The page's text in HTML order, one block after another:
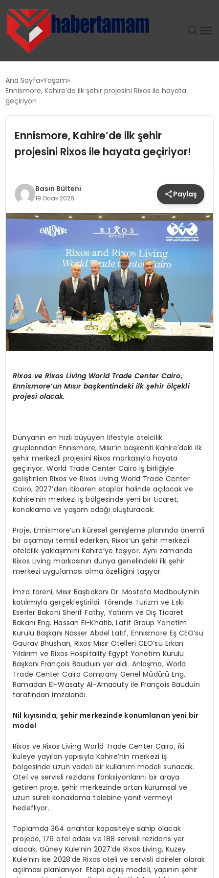
TEKNOLOJI
SAĞLIK
MAGAZIN
SIYASET
Ana Sayfa Yaşam
Ennismore, Kahire’de ilk şehir projesini Rixos ile hayata
geçiriyor!
Ennismore, Kahire’de ilk şehir
projesini Rixos ile hayata geçiriyor!
Basın Bülteni
19 Ocak 2026 Paylaş
Rixos ve Rixos Living World Trade Center Cairo,
Ennismore’un Mısır başkentindeki ilk şehir ölçekli
projesi olacak.
Dünyanın en hızlı büyüyen lifestyle otelcilik
gruplarından Ennismore, Mısır’ın başkenti Kahire’deki ilk
şehir merkezli projesini Rixos markasıyla hayata
geçiriyor. World Trade Center Cairo iş birliğiyle
geliştirilen Rixos ve Rixos Living World Trade Center
Cairo, 2027’den itibaren etaplar halinde açılacak ve
Kahire’nin merkezi iş bölgesinde yeni bir ticaret,
konaklama ve yaşam odağı oluşturacak.
Proje, Ennismore’un küresel genişleme planında önemli
bir aşamayı temsil ederken, Rixos’un şehir merkezli
otelcilik yaklaşımını Kahire’ye taşıyor. Aynı zamanda
Rixos Living markasının dünya genelindeki ilk şehir
merkezi uygulaması olma özelliğini taşıyor.
İmza töreni, Mısır Başbakanı Dr. Mostafa Madbouly’nin
katılımıyla gerçekleştirildi. Törende Turizm ve Eski
Eserler Bakanı Sherif Fathy, Yatırım ve Dış Ticaret
Bakanı Eng. Hassan El-Khatib, Latif Group Yönetim
Kurulu Başkanı Nasser Abdel Latif, Ennismore Eş CEO’su
Gaurav Bhushan, Rixos Mısır Otelleri CEO’su Erkan
Yıldırım ve Rixos Hospitality Egypt Yönetim Kurulu
Başkanı François Bauduin yer aldı. Anlaşma, World
Trade Center Cairo Company Genel Müdürü Eng.
Ramadan El-Wasaty Al-Arnaouty ile François Bauduin
tarafından imzalandı.
Nil kıyısında, şehir merkezinde konumlanan yeni bir
model
Rixos ve Rixos Living World Trade Center Cairo, iki
kuleye yayılan yapısıyla Kahire’nin merkezi iş
bölgesinde uzun vadeli bir kullanım modeli sunacak.
Otel ve servisli rezidans fonksiyonlarını bir araya
getiren proje, şehir merkezinde artan kurumsal ve
uzun süreli konaklama talebine yanıt vermeyi
hedefliyor.
Toplamda 364 anahtar kapasiteye sahip olacak
projede, 176 otel odası ve 188 servisli rezidans yer
alacak. Güney Kule’nin 2027’de Rixos Living, Kuzey
Kule’nin ise 2028’de Rixos oteli ve servisli daireler olarak
açılması planlanıyor. Etaplı açılış modeli, yapının şehir